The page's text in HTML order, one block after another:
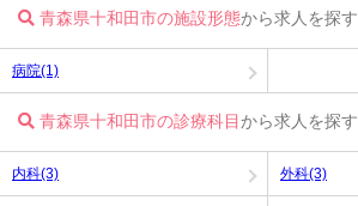
青森県十和田市の施設形態から求人を探す
病院(1)
青森県十和田市の診療科目から求人を探す
内科(3) 外科(3)